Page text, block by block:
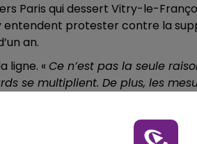
LE CLUB
Paris qui dessert Vitry-le-
protester contre la
an.
ligne. «Ce n’est pas la seule
se multiplient. De plus, les
4 jours avant la mise en
de TGV. Ce n’est pas